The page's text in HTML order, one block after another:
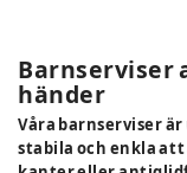
Barnserviser
händer
Våra barnserviser
stabila och enkla